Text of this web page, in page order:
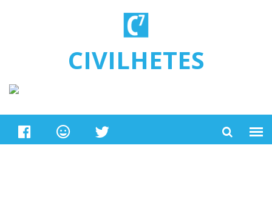
CIVILHETES